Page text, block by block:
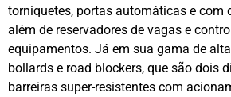
torniquetes, portas automáticas e com
além de reservadores de vagas e
equipamentos. Já em sua gama de
bollards e road blockers, que são dois
barreiras super-resistentes com